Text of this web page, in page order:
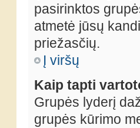
pasirinktos
atmetė jūsų
priežasčių.
Į viršų
Kaip tapti
Grupės lyderį
grupės kūrimo